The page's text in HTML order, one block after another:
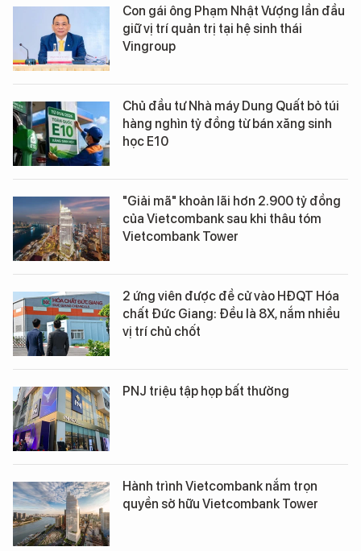
Con gái ông Phạm Nhật Vượng lần đầu
giữ vị trí quản trị tại hệ sinh thái
Vingroup
Chủ đầu tư Nhà máy Dung Quất bỏ túi
hàng nghìn tỷ đồng từ bán xăng sinh
học E10
"Giải mã" khoản lãi hơn 2.900 tỷ đồng
của Vietcombank sau khi thâu tóm
Vietcombank Tower
2 ứng viên được đề cử vào HĐQT Hóa
chất Đức Giang: Đều là 8X, nắm nhiều
vị trí chủ chốt
PNJ triệu tập họp bất thường
Hành trình Vietcombank nắm trọn
quyền sở hữu Vietcombank Tower